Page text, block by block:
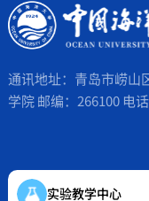
通讯地址：青岛市崂山
学院 邮编：266100 电
实验教学中心